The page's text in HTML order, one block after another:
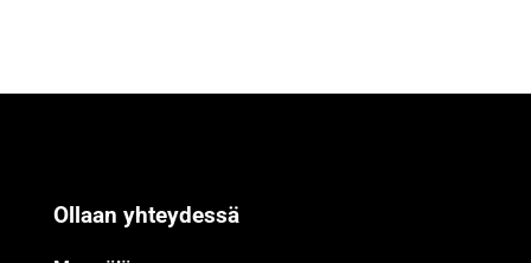
Ollaan yhteydessä